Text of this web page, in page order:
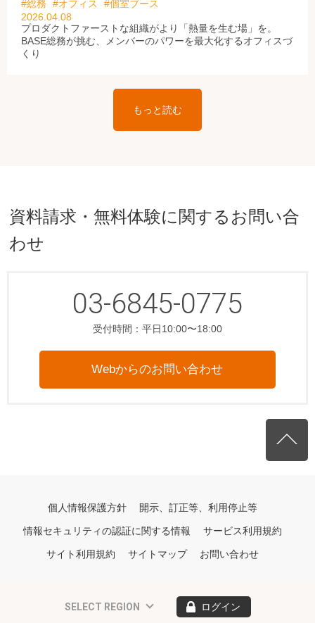
#総務 #オフィス
#個室ブース
2026.04.08
プロダクトファーストな組織がより「熱量を生む場」を。
BASE総務が挑む、メンバーのパワーを最大化するオフィスづ
くり
もっと読む
資料請求・無料体験に関するお問い合
わせ
03-6845-0775
受付時間：平日10:00〜18:00
Webからのお問い合わせ
個人情報保護方針 開示、訂正等、利用停止等
情報セキュリティの認証に関する情報 サービス利用規約
サイト利用規約 サイトマップ お問い合わせ
SELECT REGION ログイン